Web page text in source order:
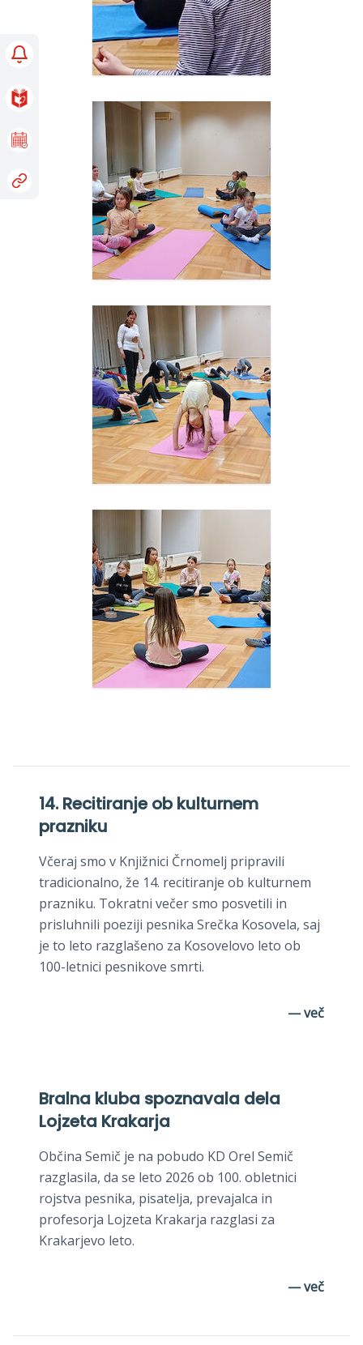
14. Recitiranje ob kulturnem
prazniku
Včeraj smo v Knjižnici Črnomelj pripravili
tradicionalno, že 14. recitiranje ob kulturnem
prazniku. Tokratni večer smo posvetili in
prisluhnili poeziji pesnika Srečka Kosovela, saj
je to leto razglašeno za Kosovelovo leto ob
100-letnici pesnikove smrti.
— več
Bralna kluba spoznavala dela
Lojzeta Krakarja
Občina Semič je na pobudo KD Orel Semič
razglasila, da se leto 2026 ob 100. obletnici
rojstva pesnika, pisatelja, prevajalca in
profesorja Lojzeta Krakarja razglasi za
Krakarjevo leto.
— več